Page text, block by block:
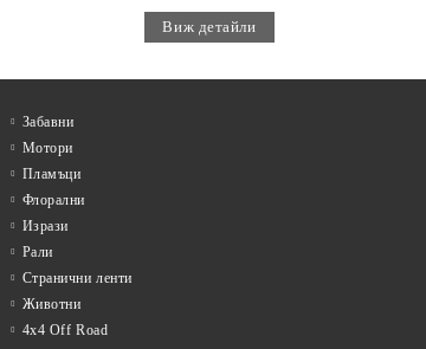
Виж детайли
Забавни
Мотори
Пламъци
Флорални
Изрази
Рали
Странични ленти
Животни
4x4 Off Road